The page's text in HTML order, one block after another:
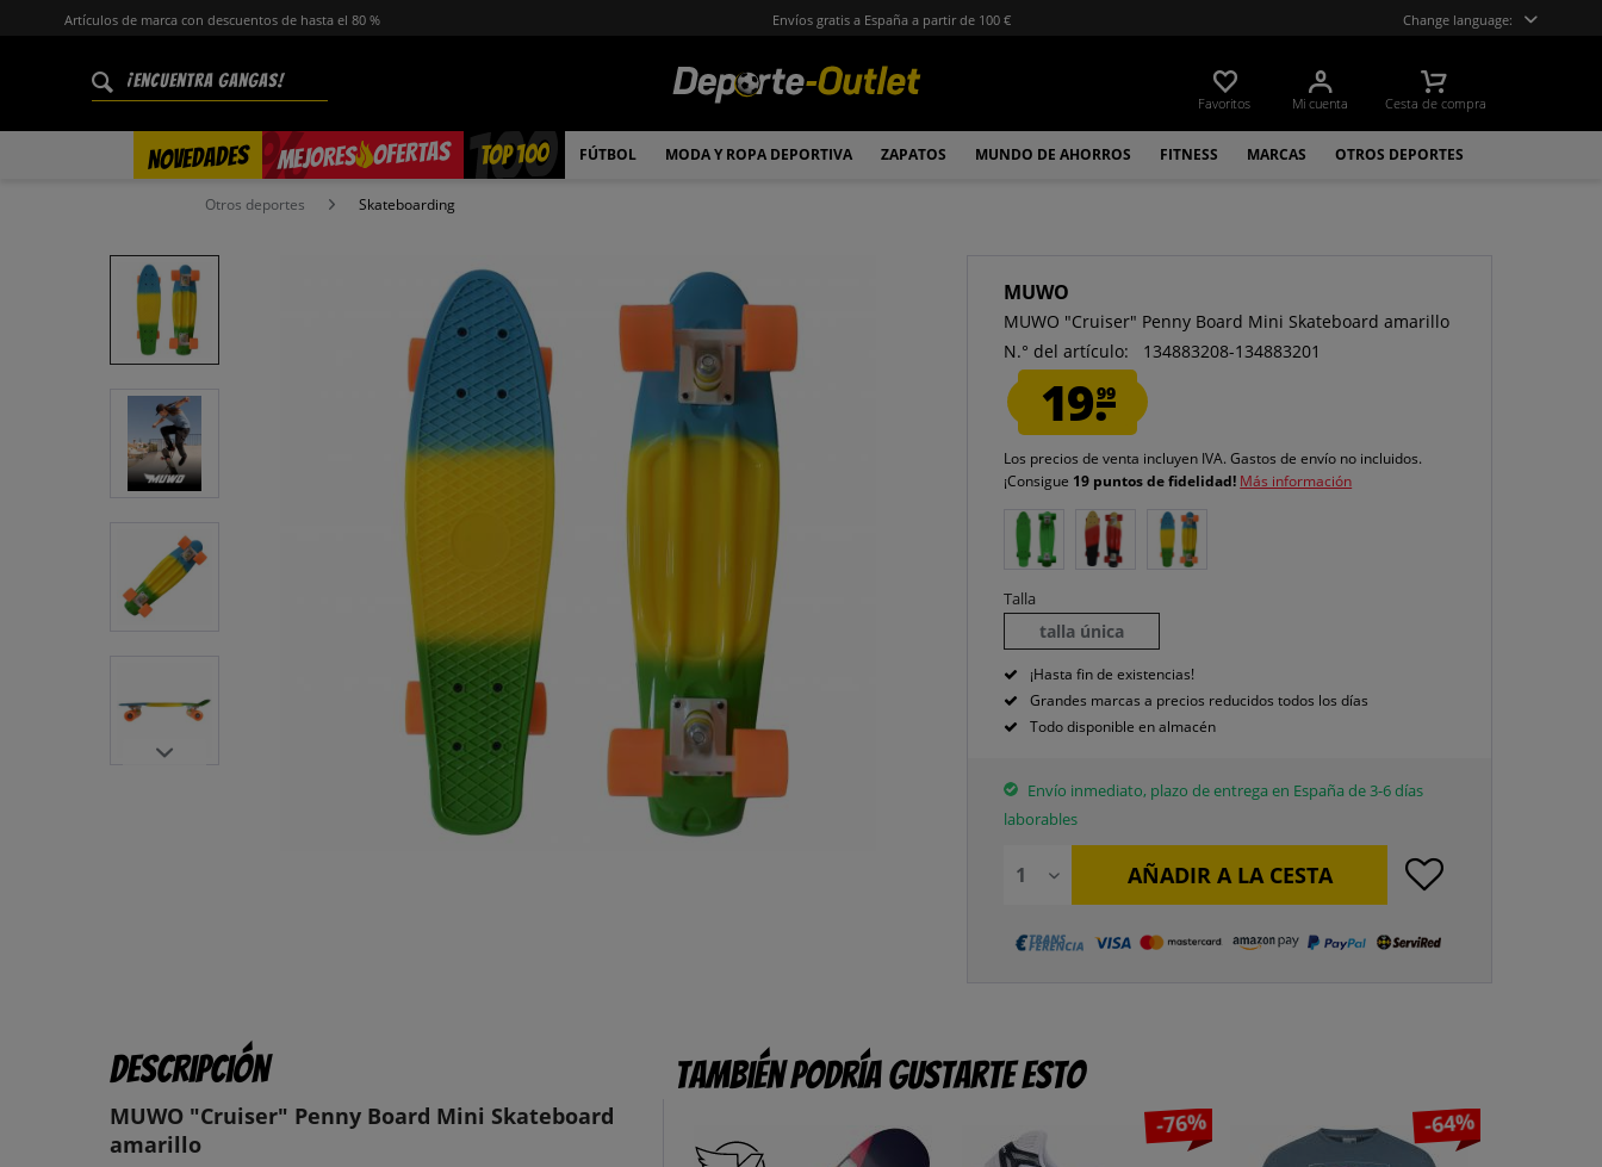
Artículos de marca con descuentos de hasta el 80 % Envíos gratis a España a partir de 100 € Change language:
Favoritos Mi cuenta Cesta de compra
NOVEDADES MEJORES OFERTAS
% TOP 100 FÚTBOL MODA Y ROPA DEPORTIVA ZAPATOS MUNDO DE AHORROS FITNESS MARCAS OTROS DEPORTES
Otros deportes Skateboarding
MUWO
MUWO "Cruiser" Penny Board Mini Skateboard amarillo
N.° del artículo:
134883208-134883201
19.99
Los precios de venta incluyen IVA.Gastos de envío no incluidos.
¡Consigue 19 puntos de fidelidad! Más información
Talla
talla única
¡Hasta fin de existencias!
Grandes marcas a precios reducidos todos los días
Todo disponible en almacén
Envío inmediato, plazo de entrega en España de 3-6 días
laborables
AÑADIR A LA CESTA
Descripción
MUWO "Cruiser" Penny Board Mini Skateboard
amarillo
También podría gustarte esto
-76% -64%